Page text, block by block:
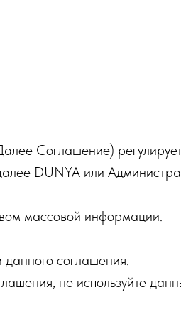
Соглашение)
DUNYA или
массовой информации.
данного соглашения.
не используйте